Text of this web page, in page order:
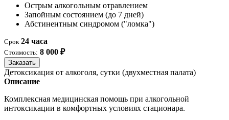
Острым алкогольным отравлением
Запойным состоянием (до 7 дней)
Абстинентным синдромом ("ломка")
Срок 24 часа
Стоимость: 8 000 ₽
Заказать
Детоксикация от алкоголя, сутки (двухместная палата)
Описание
Комплексная медицинская помощь при алкогольной
интоксикации в комфортных условиях стационара.